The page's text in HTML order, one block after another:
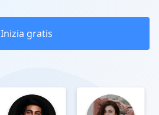
Inizia gratis